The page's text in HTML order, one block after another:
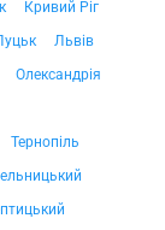
Кривий Ріг
Львів
Олександрія
Тернопіль